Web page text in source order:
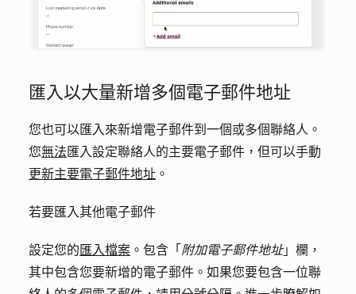
匯入以大量新增多個電子郵件地址
您也可以匯入來新增電子郵件到一個或多個聯絡人。
您無法 匯入設定聯絡人的主要電子郵件，但可以手動
更新主要電子郵件地址 。
若要匯入其他電子郵件
設定您的 匯入檔案 。包含「 附加電子郵件地址」欄，
其中包含您要新增的電子郵件。如果您要包含一位聯